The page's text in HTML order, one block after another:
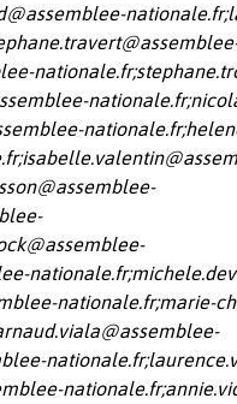
nationale.fr;
nationale.fr;
nationale.fr;
nationale.fr;
;
nationale.fr;
nationale.fr;marie-
nationale.fr;
nationale.fr;